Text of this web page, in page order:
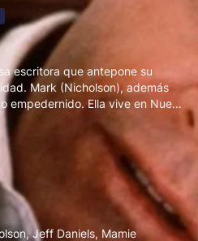
escritora que antepone su
Mark (Nicholson), además
empedernido. Ella vive en Nueva
estas complicaciones no
los aires, nada lo hará.
,Jeff Daniels, Mamie